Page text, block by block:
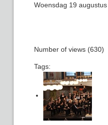
Woensdag 19
Number of views (630)
Tags: